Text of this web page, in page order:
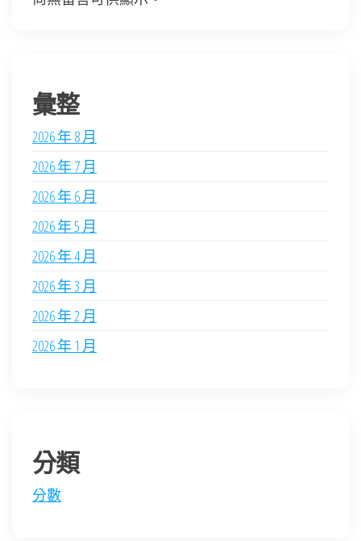
彙整
2026 年 8 月
2026 年 7 月
2026 年 6 月
2026 年 5 月
2026 年 4 月
2026 年 3 月
2026 年 2 月
2026 年 1 月
分類
分數